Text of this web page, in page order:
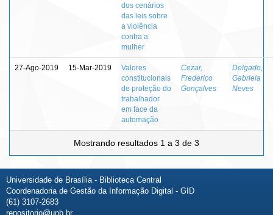
dos cenários
das leis sobre
a violência
contra a
mulher
27-Ago-2019 15-Mar-2019
Valores
constitucionais
de proteção do
trabalhador
em face da
automação
Cezar,
Frederico
Gonçalves
Delgado,
Gabriela
Neves
Mostrando resultados 1 a 3 de 3
Universidade de Brasília - Biblioteca Central
Coordenadoria de Gestão da Informação Digital - GID
(61) 3107-2683
repositorio@unb.br